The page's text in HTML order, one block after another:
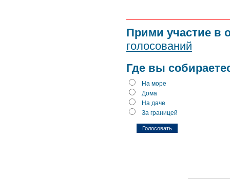
Прими участие в
голосований
Где вы
На море
Дома
На даче
За границей